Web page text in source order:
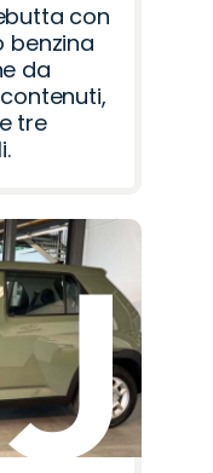
con
benzina
da
tre